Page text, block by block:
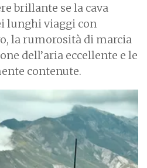
brillante se la cava
lunghi viaggi con
la rumorosità di marcia
dell’aria eccellente e le
contenute.